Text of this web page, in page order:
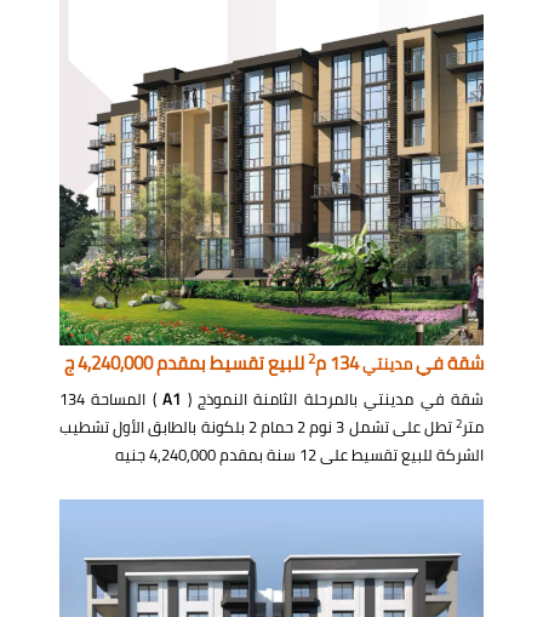
شقة فيمدينتي134 م 2للبيع تقسيط بمقدم 4,240,000 ج
شقة في مدينتي بالمرحلة الثامنة النموذج ( A1
) المساحة 134
متر2
تطل على تشمل 3 نوم 2 حمام 2 بلكونة بالطابق الأول تشطيب
الشركة للبيع تقسيط على 12 سنة بمقدم 4,240,000 جنيه